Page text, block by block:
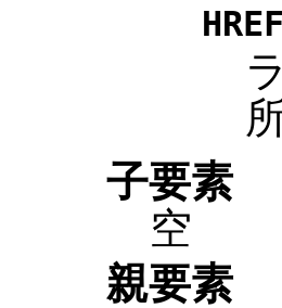
子要素
空
親要素